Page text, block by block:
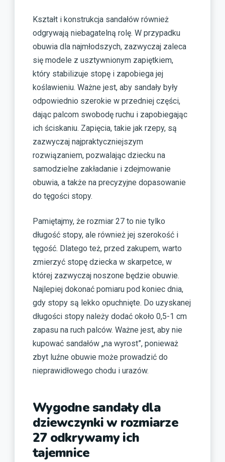
Kształt i konstrukcja sandałów również
odgrywają niebagatelną rolę. W przypadku
obuwia dla najmłodszych, zazwyczaj zaleca
się modele z usztywnionym zapiętkiem,
który stabilizuje stopę i zapobiega jej
koślawieniu. Ważne jest, aby sandały były
odpowiednio szerokie w przedniej części,
dając palcom swobodę ruchu i zapobiegając
ich ściskaniu. Zapięcia, takie jak rzepy, są
zazwyczaj najpraktyczniejszym
rozwiązaniem, pozwalając dziecku na
samodzielne zakładanie i zdejmowanie
obuwia, a także na precyzyjne dopasowanie
do tęgości stopy.
Pamiętajmy, że rozmiar 27 to nie tylko
długość stopy, ale również jej szerokość i
tęgość. Dlatego też, przed zakupem, warto
zmierzyć stopę dziecka w skarpetce, w
której zazwyczaj noszone będzie obuwie.
Najlepiej dokonać pomiaru pod koniec dnia,
gdy stopy są lekko opuchnięte. Do uzyskanej
długości stopy należy dodać około 0,5-1 cm
zapasu na ruch palców. Ważne jest, aby nie
kupować sandałów „na wyrost”, ponieważ
zbyt luźne obuwie może prowadzić do
nieprawidłowego chodu i urazów.
Wygodne sandały dla
dziewczynki w rozmiarze
27 odkrywamy ich
tajemnice